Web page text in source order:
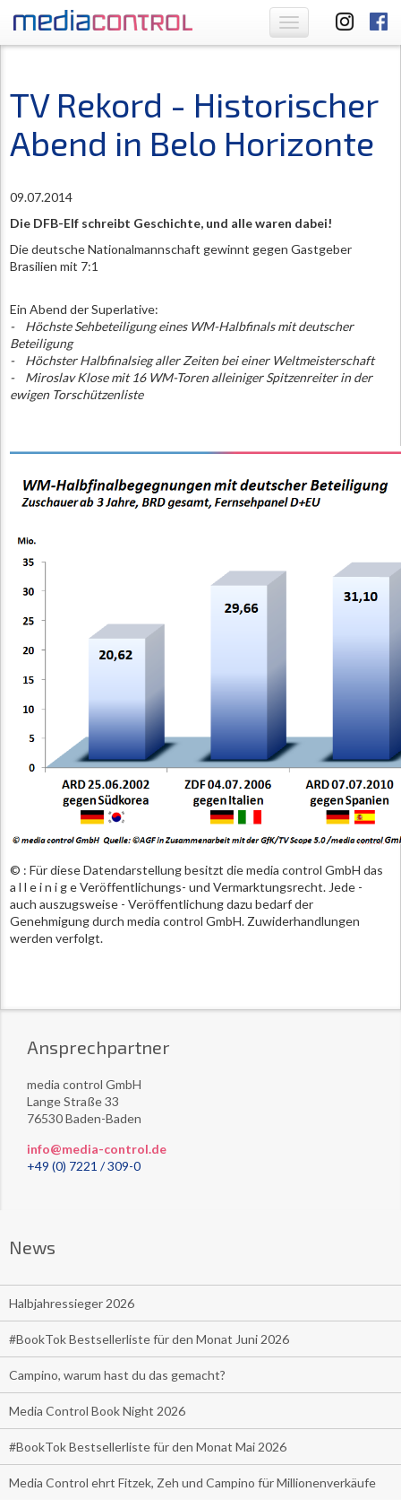
Toggle
navigation
TV Rekord - Historischer
Abend in Belo Horizonte
09.07.2014
Die DFB-Elf schreibt Geschichte, und alle waren dabei!
Die deutsche Nationalmannschaft gewinnt gegen Gastgeber
Brasilien mit 7:1
Ein Abend der Superlative:
- Höchste Sehbeteiligung eines WM-Halbfinals mit deutscher
Beteiligung
- Höchster Halbfinalsieg aller Zeiten bei einer Weltmeisterschaft
- Miroslav Klose mit 16 WM-Toren alleiniger Spitzenreiter in der
ewigen Torschützenliste
© : Für diese Datendarstellung besitzt die media control GmbH das
a l l e i n i g e Veröffentlichungs- und Vermarktungsrecht. Jede -
auch auszugsweise - Veröffentlichung dazu bedarf der
Genehmigung durch media control GmbH. Zuwiderhandlungen
werden verfolgt.
Ansprechpartner
media control GmbH
Lange Straße 33
76530 Baden-Baden
info@media-control.de
+49 (0) 7221 / 309-0
News
Halbjahressieger 2026
#BookTok Bestsellerliste für den Monat Juni 2026
Campino, warum hast du das gemacht?
Media Control Book Night 2026
#BookTok Bestsellerliste für den Monat Mai 2026
Media Control ehrt Fitzek, Zeh und Campino für Millionenverkäufe